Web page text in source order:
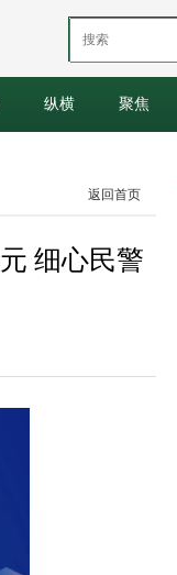
纵横 聚焦
返回首页
细心民警